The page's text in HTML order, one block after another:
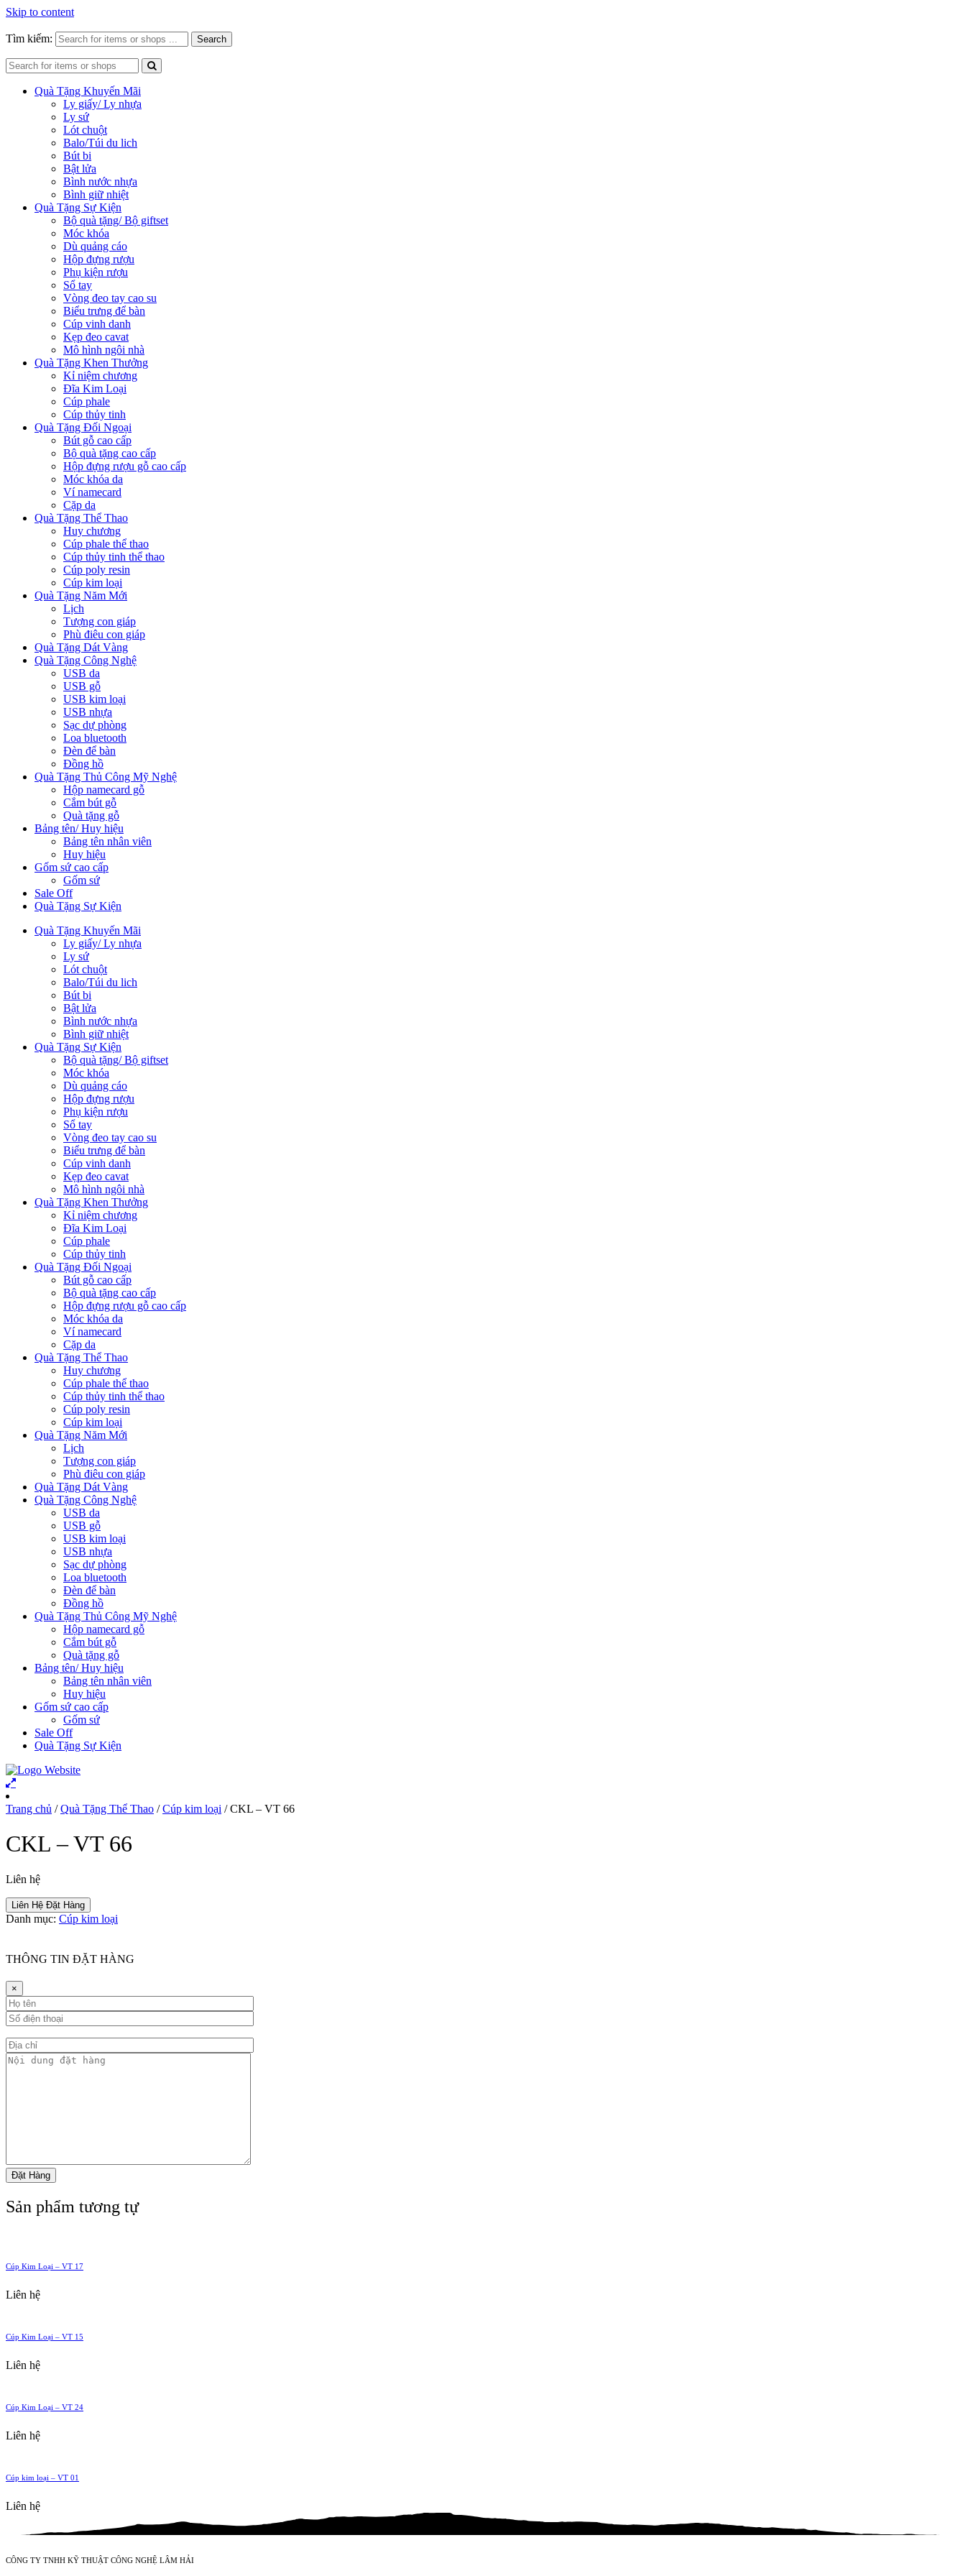
Skip to content
Tìm kiếm: Search
Quà Tặng Khuyến Mãi
Ly giấy/ Ly nhựa
Ly sứ
Lót chuột
Balo/Túi du lich
Bút bi
Bật lửa
Bình nước nhựa
Bình giữ nhiệt
Quà Tặng Sự Kiện
Bộ quà tặng/ Bộ giftset
Móc khóa
Dù quảng cáo
Hộp đựng rượu
Phụ kiện rượu
Sổ tay
Vòng đeo tay cao su
Biểu trưng để bàn
Cúp vinh danh
Kẹp đeo cavat
Mô hình ngôi nhà
Quà Tặng Khen Thưởng
Kỉ niệm chương
Đĩa Kim Loại
Cúp phale
Cúp thủy tinh
Quà Tặng Đối Ngoại
Bút gỗ cao cấp
Bộ quà tặng cao cấp
Hộp đựng rượu gỗ cao cấp
Móc khóa da
Ví namecard
Cặp da
Quà Tặng Thể Thao
Huy chương
Cúp phale thể thao
Cúp thủy tinh thể thao
Cúp poly resin
Cúp kim loại
Quà Tặng Năm Mới
Lịch
Tượng con giáp
Phù điêu con giáp
Quà Tặng Dát Vàng
Quà Tặng Công Nghệ
USB da
USB gỗ
USB kim loại
USB nhựa
Sạc dự phòng
Loa bluetooth
Đèn để bàn
Đồng hồ
Quà Tặng Thủ Công Mỹ Nghệ
Hộp namecard gỗ
Cắm bút gỗ
Quà tặng gỗ
Bảng tên/ Huy hiệu
Bảng tên nhân viên
Huy hiệu
Gốm sứ cao cấp
Gốm sứ
Sale Off
Quà Tặng Sự Kiện
Quà Tặng Khuyến Mãi
Ly giấy/ Ly nhựa
Ly sứ
Lót chuột
Balo/Túi du lich
Bút bi
Bật lửa
Bình nước nhựa
Bình giữ nhiệt
Quà Tặng Sự Kiện
Bộ quà tặng/ Bộ giftset
Móc khóa
Dù quảng cáo
Hộp đựng rượu
Phụ kiện rượu
Sổ tay
Vòng đeo tay cao su
Biểu trưng để bàn
Cúp vinh danh
Kẹp đeo cavat
Mô hình ngôi nhà
Quà Tặng Khen Thưởng
Kỉ niệm chương
Đĩa Kim Loại
Cúp phale
Cúp thủy tinh
Quà Tặng Đối Ngoại
Bút gỗ cao cấp
Bộ quà tặng cao cấp
Hộp đựng rượu gỗ cao cấp
Móc khóa da
Ví namecard
Cặp da
Quà Tặng Thể Thao
Huy chương
Cúp phale thể thao
Cúp thủy tinh thể thao
Cúp poly resin
Cúp kim loại
Quà Tặng Năm Mới
Lịch
Tượng con giáp
Phù điêu con giáp
Quà Tặng Dát Vàng
Quà Tặng Công Nghệ
USB da
USB gỗ
USB kim loại
USB nhựa
Sạc dự phòng
Loa bluetooth
Đèn để bàn
Đồng hồ
Quà Tặng Thủ Công Mỹ Nghệ
Hộp namecard gỗ
Cắm bút gỗ
Quà tặng gỗ
Bảng tên/ Huy hiệu
Bảng tên nhân viên
Huy hiệu
Gốm sứ cao cấp
Gốm sứ
Sale Off
Quà Tặng Sự Kiện
Trang chủ /Quà Tặng Thể Thao /Cúp kim loại / CKL – VT 66
CKL – VT 66
Liên hệ
Liên Hệ Đặt Hàng
Danh mục: Cúp kim loại
THÔNG TIN ĐẶT HÀNG
×
Sản phẩm tương tự
Cúp Kim Loại – VT 17
Liên hệ
Cúp Kim Loại – VT 15
Liên hệ
Cúp Kim Loại – VT 24
Liên hệ
Cúp kim loại – VT 01
Liên hệ
CÔNG TY TNHH KỸ THUẬT CÔNG NGHỆ LÂM HẢI